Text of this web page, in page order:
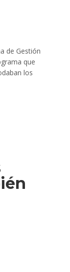
de Gestión
que
los